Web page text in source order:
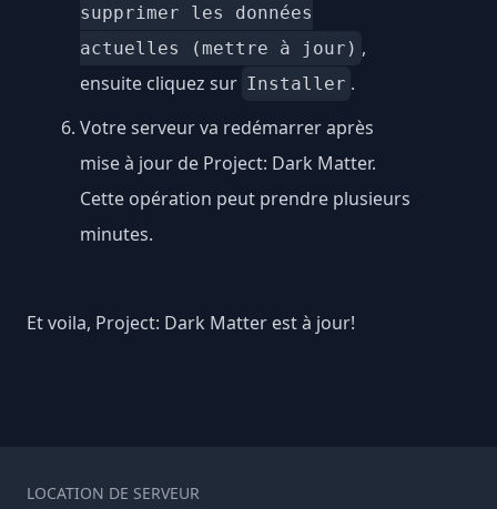
supprimer les données
actuelles (mettre à jour) ,
ensuite cliquez sur Installer .
Votre serveur va redémarrer après
mise à jour de Project: Dark Matter.
Cette opération peut prendre plusieurs
minutes.
Et voila, Project: Dark Matter est à jour!
LOCATION DE SERVEUR